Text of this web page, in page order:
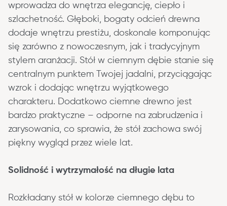
wprowadza do wnętrza elegancję, ciepło i
szlachetność. Głęboki, bogaty odcień drewna
dodaje wnętrzu prestiżu, doskonale komponując
się zarówno z nowoczesnym, jak i tradycyjnym
stylem aranżacji. Stół w ciemnym dębie stanie się
centralnym punktem Twojej jadalni, przyciągając
wzrok i dodając wnętrzu wyjątkowego
charakteru. Dodatkowo ciemne drewno jest
bardzo praktyczne – odporne na zabrudzenia i
zarysowania, co sprawia, że stół zachowa swój
piękny wygląd przez wiele lat.
Solidność i wytrzymałość na długie lata
Rozkładany stół w kolorze ciemnego dębu to